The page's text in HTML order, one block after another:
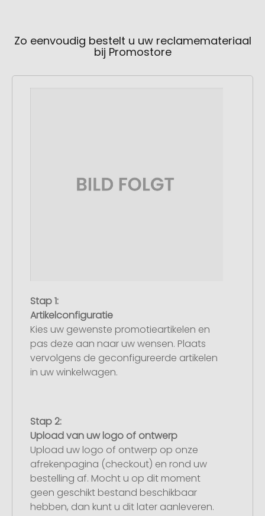
Zo eenvoudig bestelt u uw reclamemateriaal
bij Promostore
Stap 1:
Artikelconfiguratie
Kies uw gewenste promotieartikelen en
pas deze aan naar uw wensen. Plaats
vervolgens de geconfigureerde artikelen
in uw winkelwagen.
Stap 2:
Upload van uw logo of ontwerp
Upload uw logo of ontwerp op onze
afrekenpagina (checkout) en rond uw
bestelling af. Mocht u op dit moment
geen geschikt bestand beschikbaar
hebben, dan kunt u dit later aanleveren.